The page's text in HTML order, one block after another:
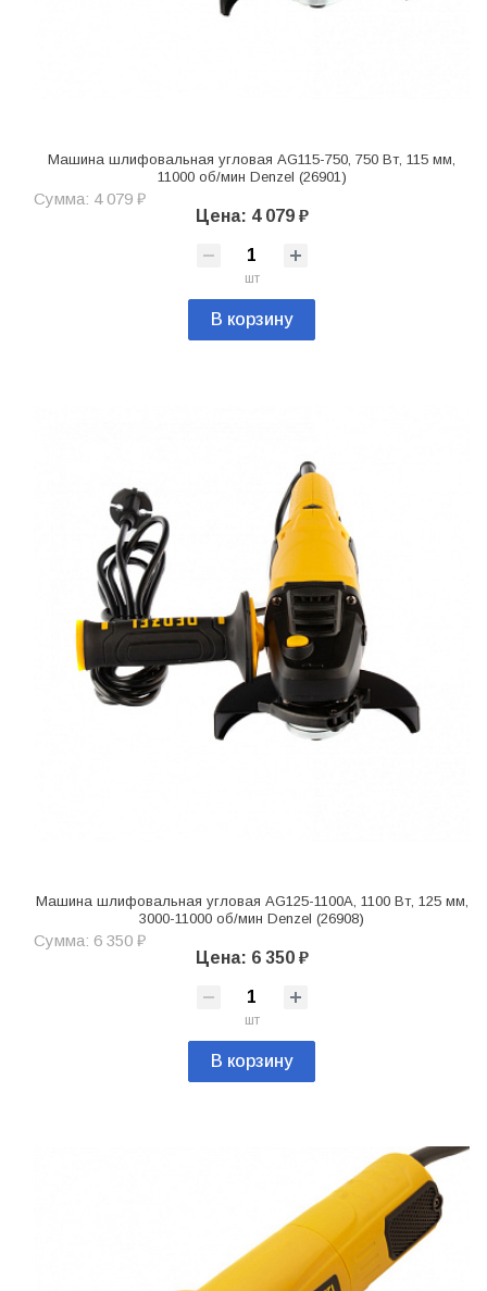
Машина шлифовальная угловая AG115-750, 750 Вт, 115 мм,
11000 об/мин Denzel (26901)
Сумма: 4 079 ₽
Цена: 4 079 ₽
шт
В корзину
Машина шлифовальная угловая AG125-1100A, 1100 Вт, 125 мм,
3000-11000 об/мин Denzel (26908)
Сумма: 6 350 ₽
Цена: 6 350 ₽
шт
В корзину